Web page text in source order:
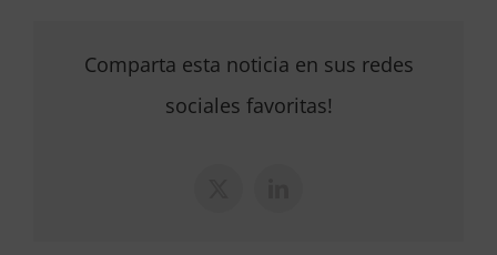
Comparta esta noticia en sus redes
sociales favoritas!